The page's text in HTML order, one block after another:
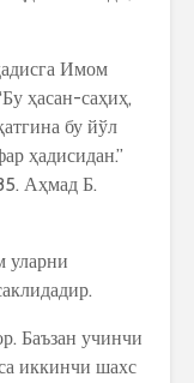
Имом
ҳасан-саҳиҳ,
бу йўл
ҳадисидан.”
Аҳмад Б.
уларни
Баъзан учинчи
иккинчи шахс